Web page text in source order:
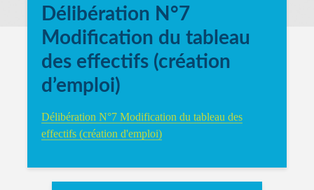
Délibération N°7
Modification du tableau
des effectifs (création
d’emploi)
Délibération N°7 Modification du tableau des
effectifs (création d'emploi)